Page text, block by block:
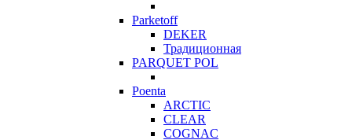
Parketoff
DEKER
Традиционная
PARQUET POL
Poenta
ARCTIC
CLEAR
COGNAC